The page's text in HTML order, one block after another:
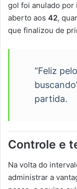
gol foi anulado por
aberto aos 42,
que finalizou de
“Feliz
partida.
Controle e
Na volta do
administrar a